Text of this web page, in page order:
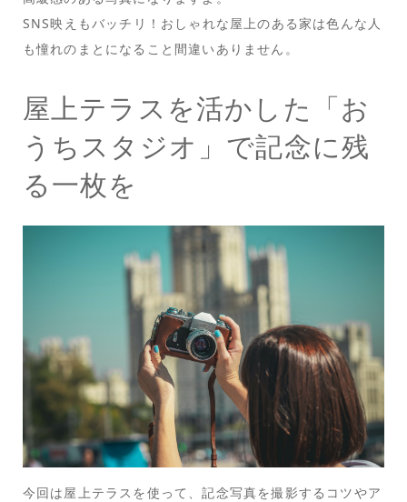
SNS映えもバッチリ！おしゃれな屋上のある家は色んな人
も憧れのまとになること間違いありません。
屋上テラスを活かした「お
うちスタジオ」で記念に残
る一枚を
今回は屋上テラスを使って、記念写真を撮影するコツやア